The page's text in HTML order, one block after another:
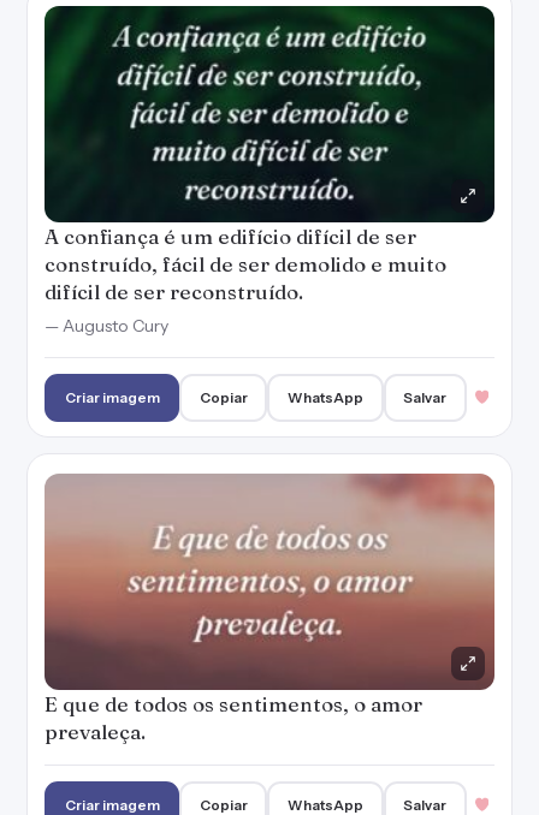
A confiança é um edifício difícil de ser
construído, fácil de ser demolido e muito
difícil de ser reconstruído.
— Augusto Cury
Criar imagem Copiar WhatsApp Salvar
E que de todos os sentimentos, o amor
prevaleça.
Criar imagem Copiar WhatsApp Salvar